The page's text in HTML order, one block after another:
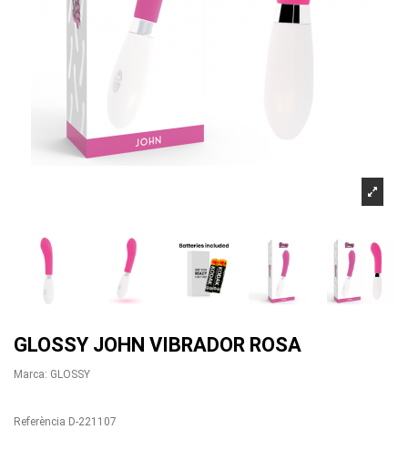
GLOSSY JOHN VIBRADOR ROSA
Marca: GLOSSY
Referència D-221107